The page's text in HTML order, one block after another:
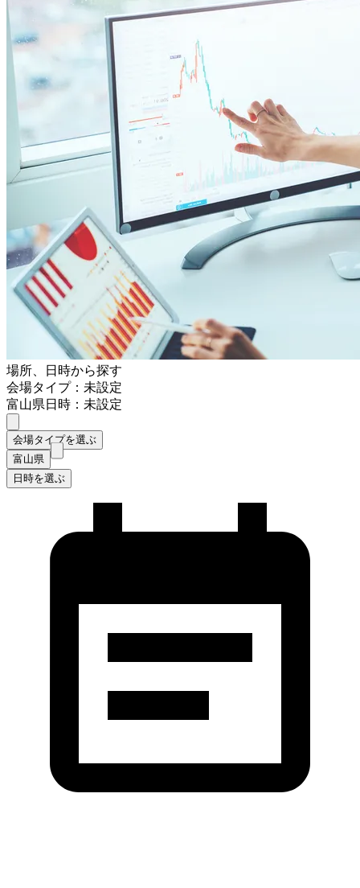
場所、日時から探す
会場タイプ：未設定
富山県日時：未設定
会場タイプを選ぶ
富山県
日時を選ぶ